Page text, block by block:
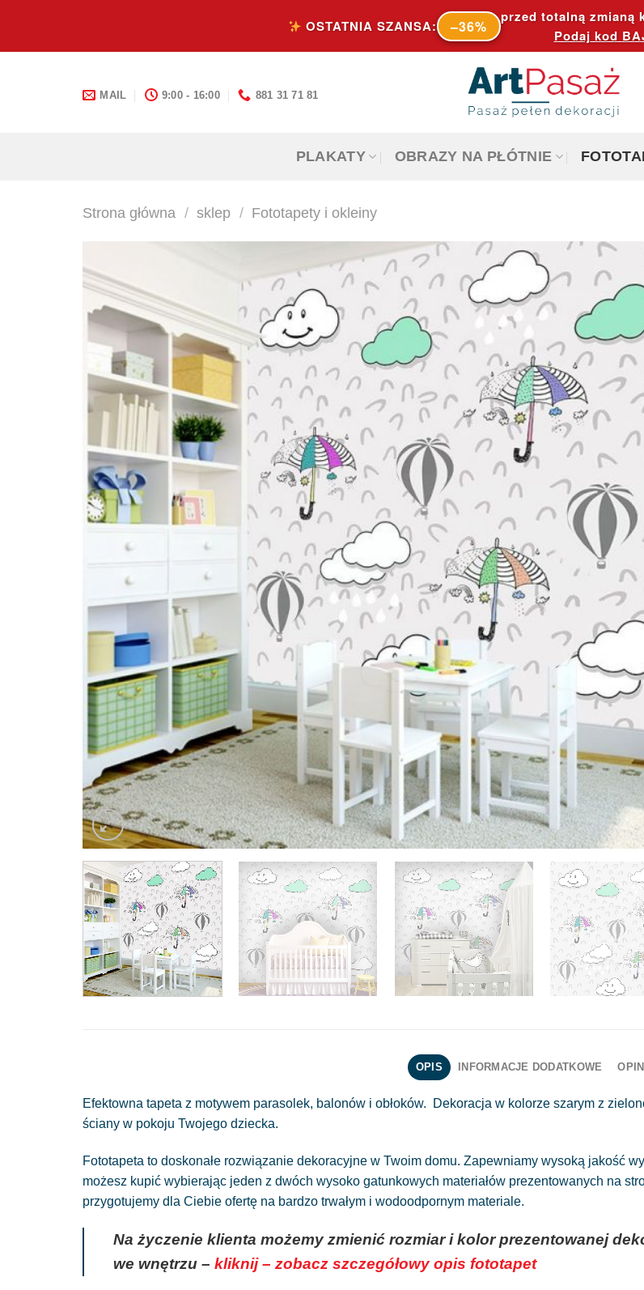
content
OSTATNIA SZANSA: –36%
przed totalną zmianą
Podaj kod
MAIL 9:00 - 16:00 881 31 71 81
PLAKATY OBRAZY NA PŁÓTNIE
Strona główna / sklep / Fototapety i okleiny
OPIS INFORMACJE DODATKOWE
Efektowna tapeta z motywem parasolek, balonów i obłoków. Dekoracja w kolorze szarym z
ściany w pokoju Twojego dziecka.
Fototapeta to doskonałe rozwiązanie dekoracyjne w Twoim domu. Zapewniamy wysoką jakość
możesz kupić wybierając jeden z dwóch wysoko gatunkowych materiałów prezentowanych na
przygotujemy dla Ciebie ofertę na bardzo trwałym i wodoodpornym materiale.
Na życzenie klienta możemy zmienić rozmiar i kolor prezentowanej
we wnętrzu – kliknij – zobacz szczegółowy opis fototapet